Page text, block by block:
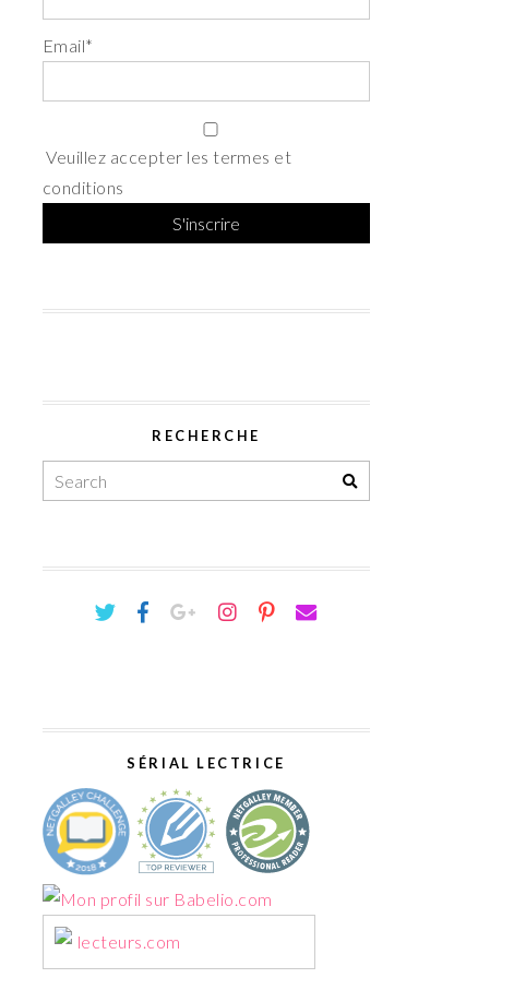
Email*
Veuillez accepter les termes et
conditions
RECHERCHE
SÉRIAL LECTRICE
lecteurs.com